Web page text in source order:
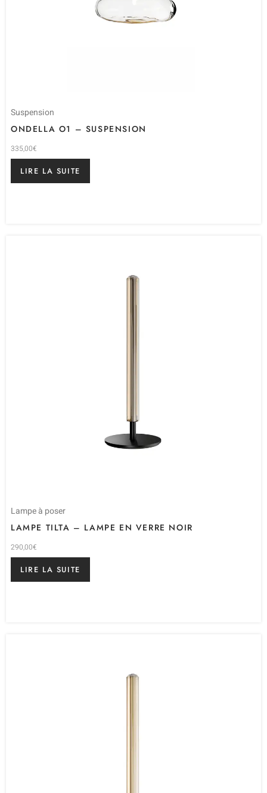
Suspension
ONDELLA O1 – SUSPENSION
335,00€
LIRE LA SUITE
Lampe à poser
LAMPE TILTA – LAMPE EN VERRE NOIR
290,00€
LIRE LA SUITE